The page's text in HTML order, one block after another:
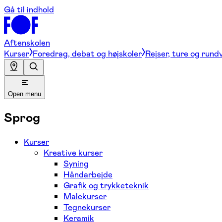
Gå til indhold
Aftenskolen
Kurser Foredrag, debat og højskoler Rejser, ture og
Open menu
Sprog
Kurser
Kreative kurser
Syning
Håndarbejde
Grafik og trykketeknik
Malekurser
Tegnekurser
Keramik